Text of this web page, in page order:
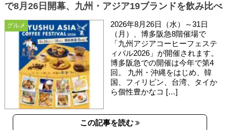
グルメ
で8月26日開幕、九州・アジア19ブランドを飲み比べ
2026年8月26日（水）～31日
（月）、博多阪急8階催場で
「九州アジアコーヒーフェステ
ィバル2026」が開催されます。
博多阪急での開催は今年で第4
回。 九州・沖縄をはじめ、韓
国、フィリピン、台湾、タイか
ら個性豊かなコ […]
この記事を読む